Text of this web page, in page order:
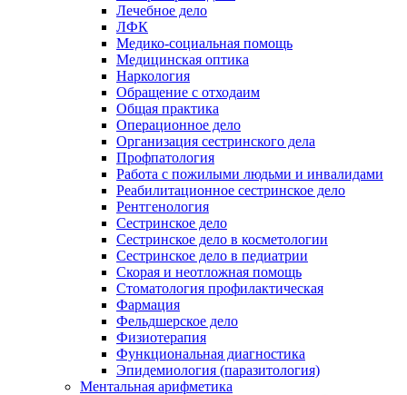
Лечебное дело
ЛФК
Медико-социальная помощь
Медицинская оптика
Наркология
Обращение с отходаим
Общая практика
Операционное дело
Организация сестринского дела
Профпатология
Работа с пожилыми людьми и инвалидами
Реабилитационное сестринское дело
Рентгенология
Сестринское дело
Сестринское дело в косметологии
Сестринское дело в педиатрии
Скорая и неотложная помощь
Стоматология профилактическая
Фармация
Фельдшерское дело
Физиотерапия
Функциональная диагностика
Эпидемиология (паразитология)
Ментальная арифметика